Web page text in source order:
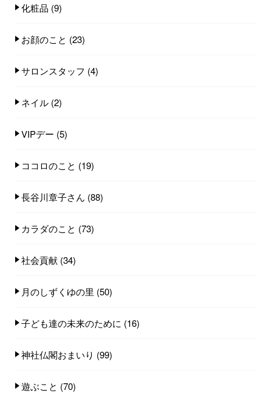
化粧品 (9)
お顔のこと (23)
サロンスタッフ (4)
ネイル (2)
VIPデー (5)
ココロのこと (19)
長谷川章子さん (88)
カラダのこと (73)
社会貢献 (34)
月のしずくゆの里 (50)
子ども達の未来のために (16)
神社仏閣おまいり (99)
遊ぶこと (70)